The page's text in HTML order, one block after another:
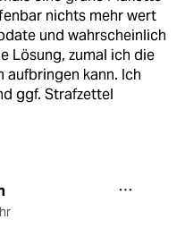
nichts mehr wert
und wahrscheinlich
Lösung, zumal ich die
aufbringen kann. Ich
ggf. Strafzettel